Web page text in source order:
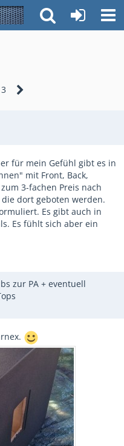
3
für mein Gefühl gibt es in
mit Front, Back,
3-fachen Preis nach
dort geboten werden.
Es gibt auch in
Es fühlt sich aber ein
zur PA + eventuell